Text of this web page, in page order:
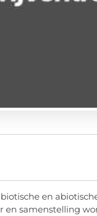
en
samenstelling